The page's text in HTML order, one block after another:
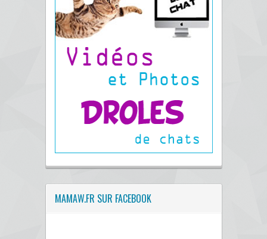
MAMAW.FR SUR FACEBOOK